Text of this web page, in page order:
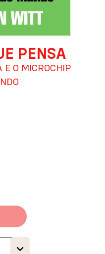
PENSA
O MICROCHIP